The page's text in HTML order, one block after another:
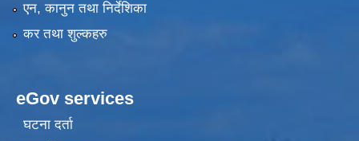
एन, कानुन तथा निर्देशिका
कर तथा शुल्कहरु
eGov services
घटना दर्ता